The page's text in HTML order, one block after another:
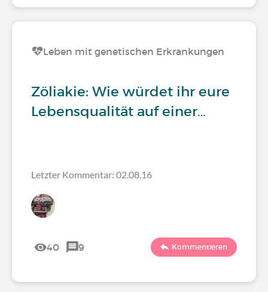
Leben mit genetischen Erkrankungen
Zöliakie: Wie würdet ihr eure
Lebensqualität auf einer…
Letzter Kommentar: 02.08.16
40 9 Kommentieren